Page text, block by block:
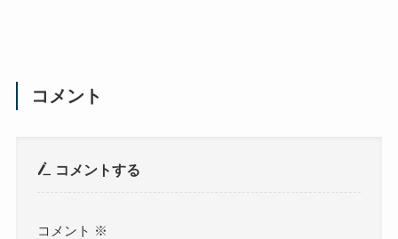
コメント
コメントする
コメント ※